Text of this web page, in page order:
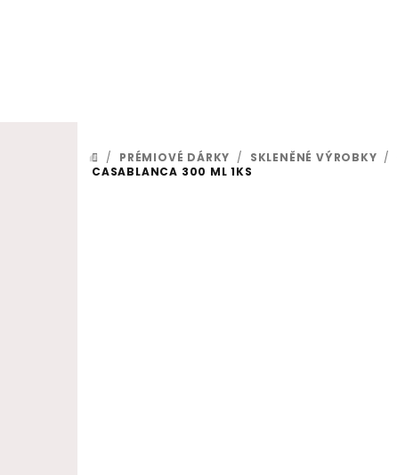
DOMŮ
/ PRÉMIOVÉ DÁRKY / SKLENĚNÉ VÝROBKY /
CASABLANCA 300 ML 1KS